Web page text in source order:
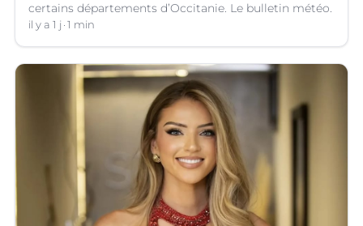
certains départements d’Occitanie. Le bulletin météo.
il y a 1 j 1 min